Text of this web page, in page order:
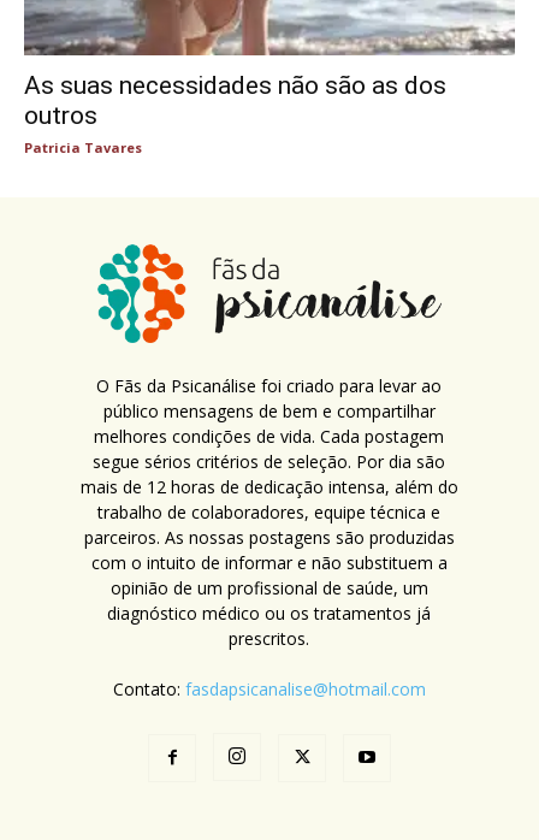
As suas necessidades não são as dos
outros
Patricia Tavares
O Fãs da Psicanálise foi criado para levar ao
público mensagens de bem e compartilhar
melhores condições de vida. Cada postagem
segue sérios critérios de seleção. Por dia são
mais de 12 horas de dedicação intensa, além do
trabalho de colaboradores, equipe técnica e
parceiros. As nossas postagens são produzidas
com o intuito de informar e não substituem a
opinião de um profissional de saúde, um
diagnóstico médico ou os tratamentos já
prescritos.
Contato: fasdapsicanalise@hotmail.com